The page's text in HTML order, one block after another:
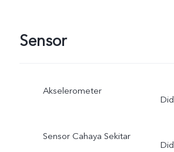
Sensor
Akselerometer
Sensor Cahaya Sekitar